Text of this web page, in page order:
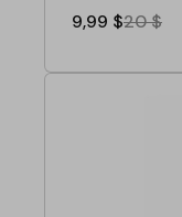
9,99 $20 $